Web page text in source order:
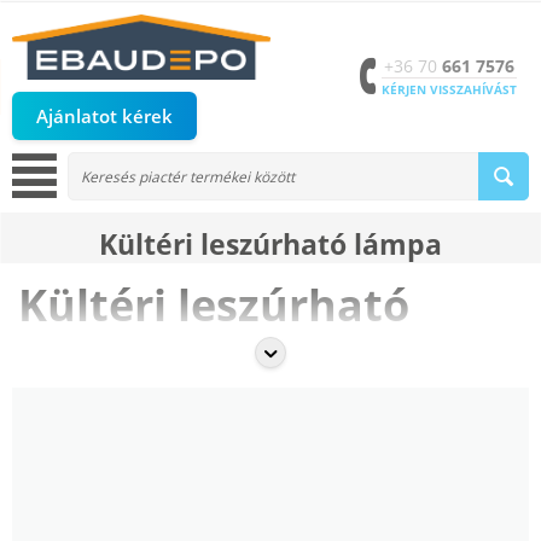
Ajánlatot kérek
+36 70 661 7576
KÉRJEN VISSZAHÍVÁST
Kültéri leszúrható lámpa
Kültéri leszúrható